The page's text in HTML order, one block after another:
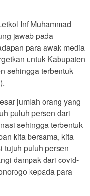
Inf Muhammad
jawab pada
para awak media
untuk Kabupaten
sehingga terbentuk
jumlah orang yang
puluh persen dari
sehingga terbentuk
kita bersama, kita
tujuh puluh persen
dampak dari covid-
kepada para